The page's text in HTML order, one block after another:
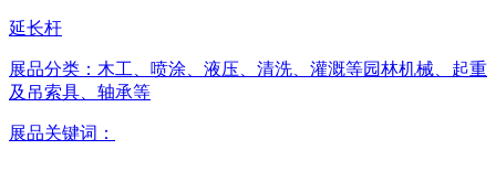
延长杆
展品分类： 木工、喷涂、液压、清洗、灌溉等园林机械、起重
及吊索具、轴承等
展品关键词：